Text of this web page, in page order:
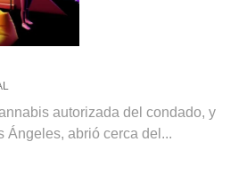
autorizada del condado, y
Ángeles, abrió cerca del...